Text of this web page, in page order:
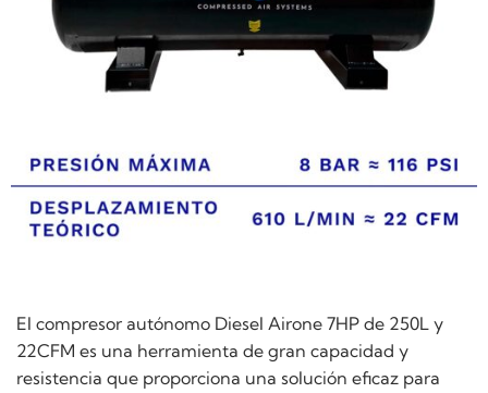
El compresor autónomo Diesel Airone 7HP de 250L y
22CFM es una herramienta de gran capacidad y
resistencia que proporciona una solución eficaz para